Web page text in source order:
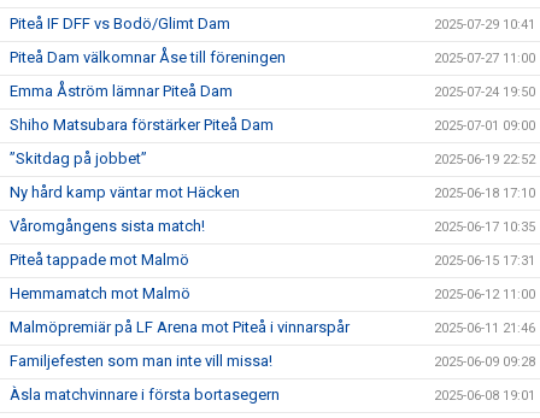
Piteå IF DFF vs Bodö/Glimt Dam 2025-07-29 10:41
Piteå Dam välkomnar Åse till föreningen 2025-07-27 11:00
Emma Åström lämnar Piteå Dam 2025-07-24 19:50
Shiho Matsubara förstärker Piteå Dam 2025-07-01 09:00
”Skitdag på jobbet” 2025-06-19 22:52
Ny hård kamp väntar mot Häcken 2025-06-18 17:10
Våromgångens sista match! 2025-06-17 10:35
Piteå tappade mot Malmö 2025-06-15 17:31
Hemmamatch mot Malmö 2025-06-12 11:00
Malmöpremiär på LF Arena mot Piteå i vinnarspår 2025-06-11 21:46
Familjefesten som man inte vill missa! 2025-06-09 09:28
Àsla matchvinnare i första bortasegern 2025-06-08 19:01